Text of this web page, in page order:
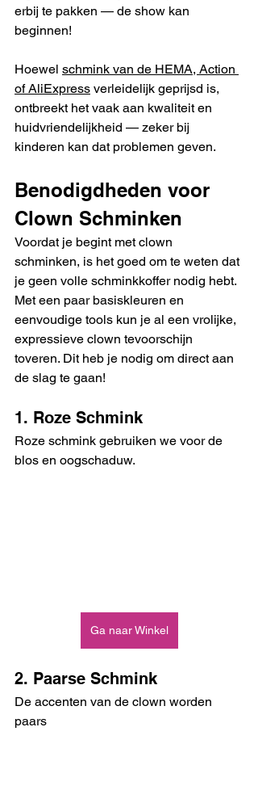
erbij te pakken — de show kan
beginnen!
Hoewel schmink van de HEMA, Action
of AliExpress verleidelijk geprijsd is,
ontbreekt het vaak aan kwaliteit en
huidvriendelijkheid — zeker bij
kinderen kan dat problemen geven.
Benodigdheden voor
Clown Schminken
Voordat je begint met clown
schminken, is het goed om te weten dat
je geen volle schminkkoffer nodig hebt.
Met een paar basiskleuren en
eenvoudige tools kun je al een vrolijke,
expressieve clown tevoorschijn
toveren. Dit heb je nodig om direct aan
de slag te gaan!
1. Roze Schmink
Roze schmink gebruiken we voor de
blos en oogschaduw.
Ga naar Winkel
2. Paarse Schmink
De accenten van de clown worden
paars